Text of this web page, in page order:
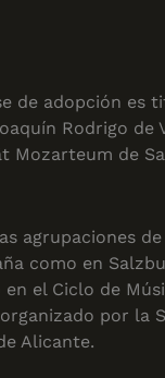
de adopción es
Rodrigo de
Mozarteum de
agrupaciones
como en
el Ciclo de
por la
Alicante.